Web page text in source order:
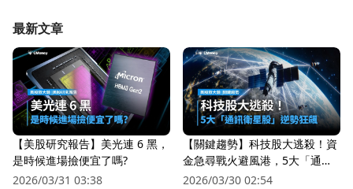
最新文章
【美股研究報告】美光連 6 黑，
是時候進場撿便宜了嗎?
2026/03/31 03:38
【關鍵趨勢】科技股大逃殺！資
金急尋戰火避風港，5大「通訊
衛星股」逆勢狂飆
2026/03/30 02:54